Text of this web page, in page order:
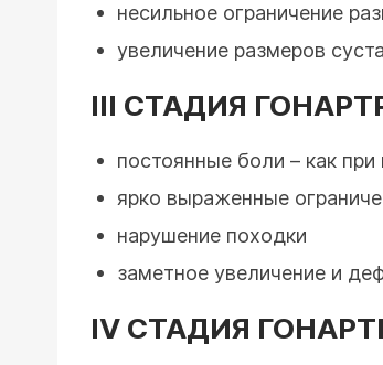
несильное ограничение
увеличение размеров
III СТАДИЯ
постоянные боли – как при
ярко выраженные
нарушение походки
заметное увеличение и
IV СТАДИЯ